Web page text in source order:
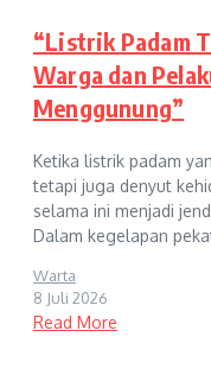
“Listrik Padam
Warga dan
Menggunung”
Ketika listrik padam
tetapi juga denyut
selama ini menjadi
Dalam kegelapan
Warta
8 Juli 2026
Read More